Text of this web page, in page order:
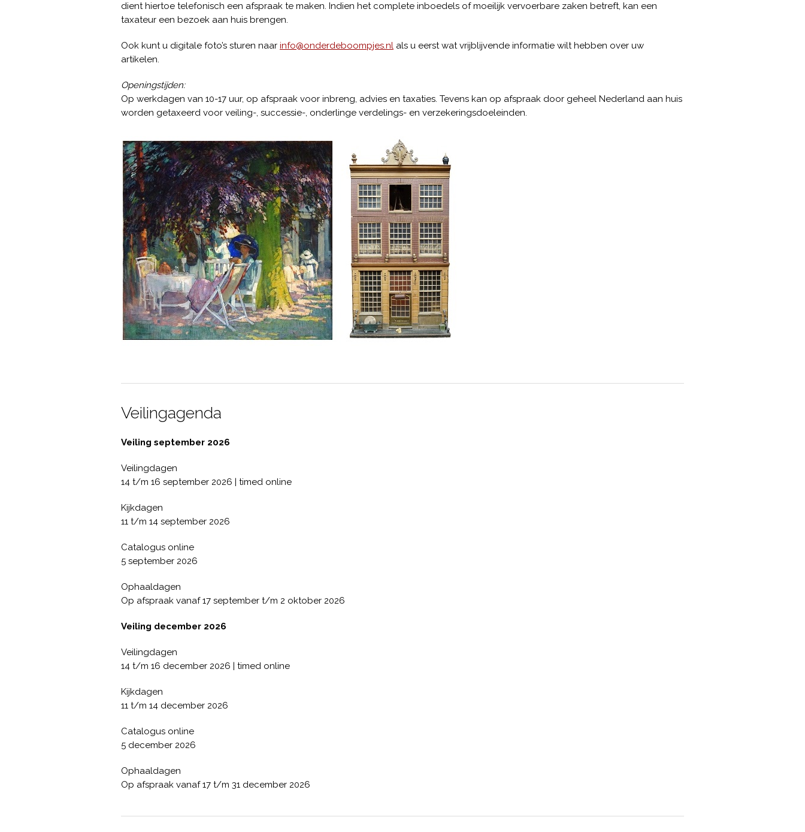
dient hiertoe telefonisch een afspraak te maken. Indien het complete inboedels of moeilijk vervoerbare zaken betreft, kan een
taxateur een bezoek aan huis brengen.
Ook kunt u digitale foto’s sturen naar info@onderdeboompjes.nl als u eerst wat vrijblijvende informatie wilt hebben over uw
artikelen.
Openingstijden:
Op werkdagen van 10-17 uur, op afspraak voor inbreng, advies en taxaties. Tevens kan op afspraak door geheel Nederland aan huis
worden getaxeerd voor veiling-, successie-, onderlinge verdelings- en verzekeringsdoeleinden.
Veilingagenda
Veiling september 2026
Veilingdagen
14 t/m 16 september 2026 | timed online
Kijkdagen
11 t/m 14 september 2026
Catalogus online
5 september 2026
Ophaaldagen
Op afspraak vanaf 17 september t/m 2 oktober 2026
Veiling december 2026
Veilingdagen
14 t/m 16 december 2026 | timed online
Kijkdagen
11 t/m 14 december 2026
Catalogus online
5 december 2026
Ophaaldagen
Op afspraak vanaf 17 t/m 31 december 2026